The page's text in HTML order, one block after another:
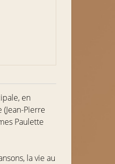
en
(Jean-Pierre
Paulette
la vie au